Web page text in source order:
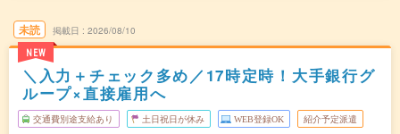
未読
NEW
掲載日 2026/08/10
＼入力＋チェック多め／17時定時！大手銀行グ
ループ×直接雇用へ
交通費別途支給あり 土日祝日が休み WEB登録OK 紹介予定派遣